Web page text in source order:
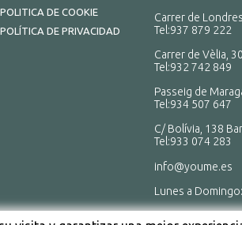
POLITICA DE COOKIE
POLÍTICA DE PRIVACIDAD
Carrer de
Tel:937 879 222
Carrer de Vèlia,
Tel:932 742 849
Passeig de
Tel:934 507 647
C/ Bolívia, 138
Tel:933 074 283
info@youme.es
Lunes a